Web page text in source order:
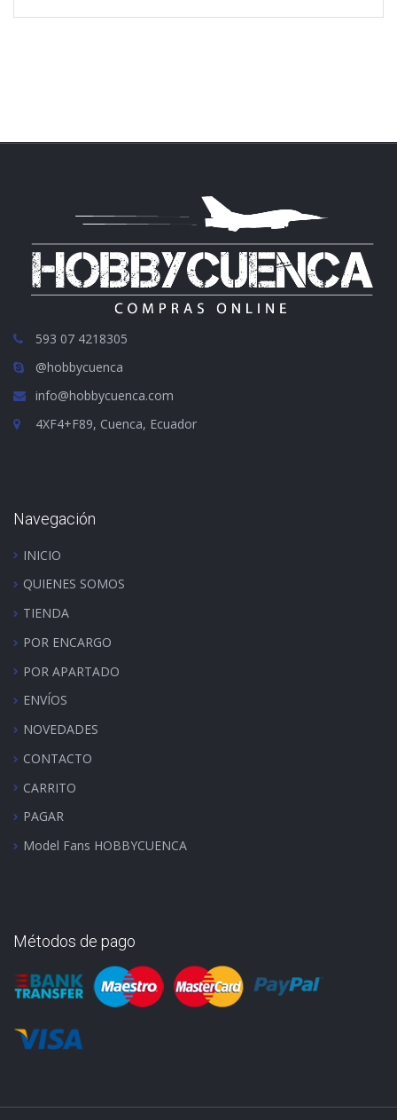
593 07 4218305
@hobbycuenca
info@hobbycuenca.com
4XF4+F89, Cuenca, Ecuador
Navegación
INICIO
QUIENES SOMOS
TIENDA
POR ENCARGO
POR APARTADO
ENVÍOS
NOVEDADES
CONTACTO
CARRITO
PAGAR
Model Fans HOBBYCUENCA
Métodos de pago